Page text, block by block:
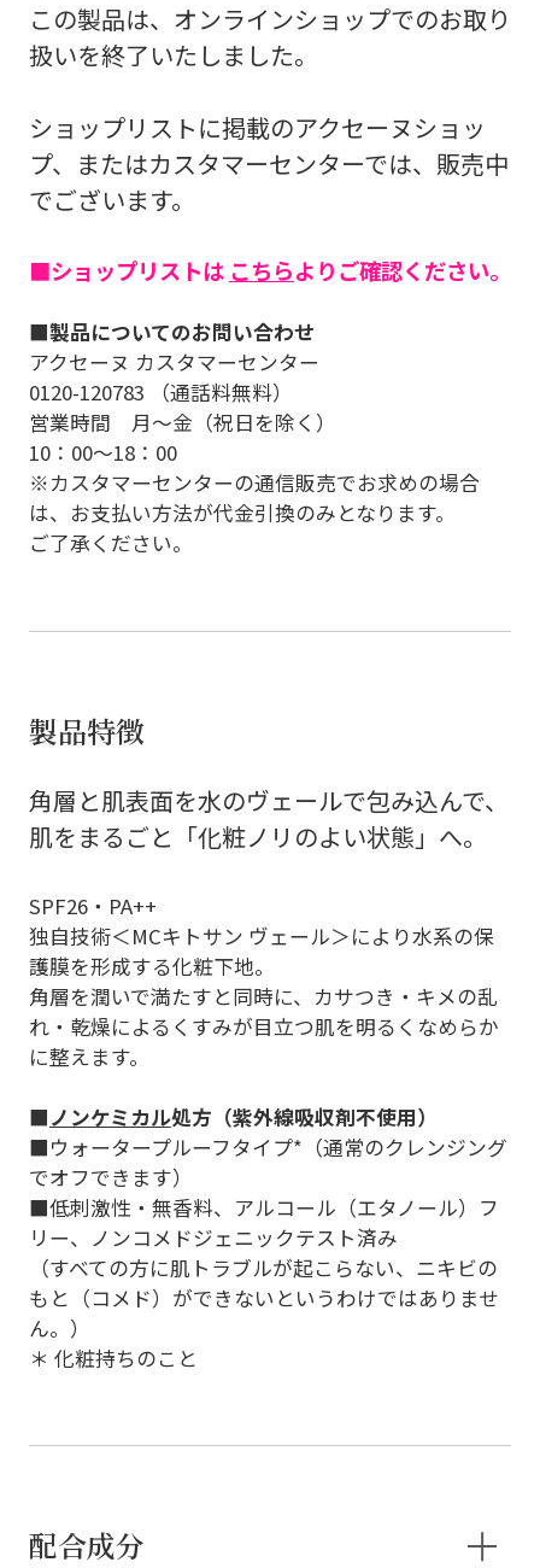
この製品は、オンラインショップでのお取り
扱いを終了いたしました。
ショップリストに掲載のアクセーヌショッ
プ、またはカスタマーセンターでは、販売中
でございます。
■ショップリストは こちらよりご確認ください。
■製品についてのお問い合わせ
アクセーヌ カスタマーセンター
0120-120783 （通話料無料）
営業時間 月～金（祝日を除く）
10：00～18：00
※カスタマーセンターの通信販売でお求めの場合
は、お支払い方法が代金引換のみとなります。
ご了承ください。
製品特徴
角層と肌表面を水のヴェールで包み込んで、
肌をまるごと「化粧ノリのよい状態」へ。
SPF26・PA++
独自技術＜MCキトサン ヴェール＞により水系の保
護膜を形成する化粧下地。
角層を潤いで満たすと同時に、カサつき・キメの乱
れ・乾燥によるくすみが目立つ肌を明るくなめらか
に整えます。
■ノンケミカル処方（紫外線吸収剤不使用）
■ウォータープルーフタイプ*（通常のクレンジング
でオフできます）
■低刺激性・無香料、アルコール（エタノール）フ
リー、ノンコメドジェニックテスト済み
（すべての方に肌トラブルが起こらない、ニキビの
もと（コメド）ができないというわけではありませ
ん。）
＊ 化粧持ちのこと
配合成分